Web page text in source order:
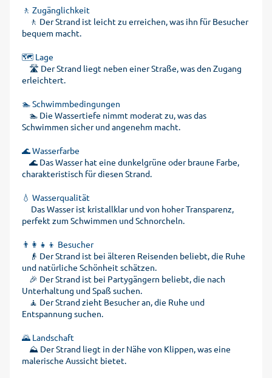
🚶 Zugänglichkeit
🚶 Der Strand ist leicht zu erreichen, was ihn für Besucher
bequem macht.
🗺️ Lage
🛣️ Der Strand liegt neben einer Straße, was den Zugang
erleichtert.
🏊 Schwimmbedingungen
🏊 Die Wassertiefe nimmt moderat zu, was das
Schwimmen sicher und angenehm macht.
🌊 Wasserfarbe
🌊 Das Wasser hat eine dunkelgrüne oder braune Farbe,
charakteristisch für diesen Strand.
💧 Wasserqualität
Das Wasser ist kristallklar und von hoher Transparenz,
perfekt zum Schwimmen und Schnorcheln.
👨‍👩‍👧‍👦 Besucher
👴 Der Strand ist bei älteren Reisenden beliebt, die Ruhe
und natürliche Schönheit schätzen.
🎉 Der Strand ist bei Partygängern beliebt, die nach
Unterhaltung und Spaß suchen.
🧘 Der Strand zieht Besucher an, die Ruhe und
Entspannung suchen.
🌄 Landschaft
⛰️ Der Strand liegt in der Nähe von Klippen, was eine
malerische Aussicht bietet.